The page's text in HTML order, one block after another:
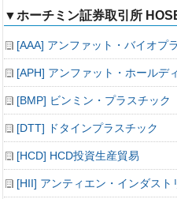
▼ホーチミン証券取引所
[AAA] アンファット・バイオプ
[APH] アンファット・ホールデ
[BMP] ビンミン・プラスチック
[DTT] ドタインプラスチック
[HCD] HCD投資生産貿易
[HII] アンティエン・インダスト